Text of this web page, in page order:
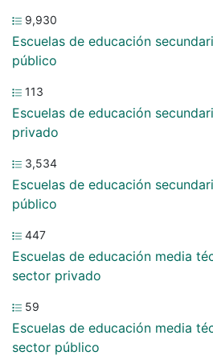
9,930
Escuelas de educación
público
113
Escuelas de educación
privado
3,534
Escuelas de educación
público
447
Escuelas de educación media
sector privado
59
Escuelas de educación media
sector público